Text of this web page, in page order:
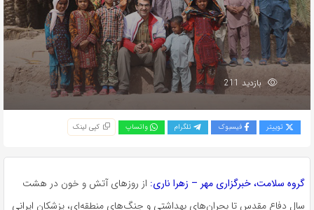
بازدید 211
توییتر فیسبوک تلگرام واتساپ کپی لینک
گروه سلامت، خبرگزاری مهر – زهرا ناری: از روزهای آتش و خون در هشت
سال دفاع مقدس تا بحران‌های بهداشتی و جنگ‌های منطقه‌ای، پزشکان ایرانی